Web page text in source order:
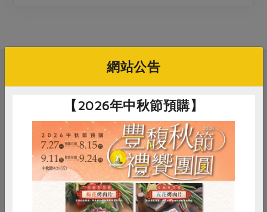
樂齡友善
地區活動
活動報下載
相關活動
料理/教作
9/18一起來學冷製手工皂
劉少筠
網站公告
【2026年中秋節預購】